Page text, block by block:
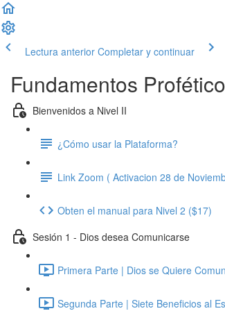
Lectura anterior Completar y continuar
Fundamentos
Bienvenidos a Nivel II
¿Cómo usar la Plataforma?
Link Zoom ( Activacion 28 de
Obten el manual para Nivel 2 ($17)
Sesión 1 - Dios desea Comunicarse
Primera Parte | Dios se Quiere
Segunda Parte | Siete Beneficios al